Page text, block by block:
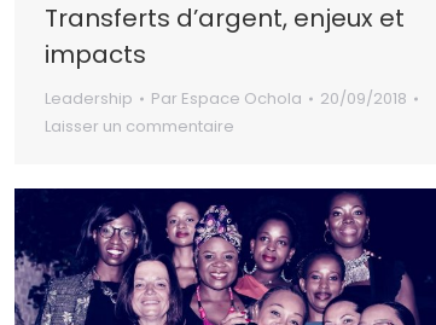
Transferts d’argent, enjeux et
impacts
Leadership Par Espace Ochola
20/09/2018
Laisser un commentaire